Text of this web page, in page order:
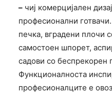
– чиј комерцијален
професионални
печка, вградени плочи
самостоен шпорет,
садови со беспрекорен
Функционалноста
професионалците е